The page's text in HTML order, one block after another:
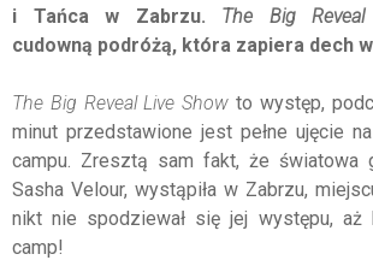
i Tańca w Zabrzu. The Big
cudowną podróżą, która zapiera dech
The Big Reveal Live Show to występ,
minut przedstawione jest pełne ujęcie
campu. Zresztą sam fakt, że światowa
Sasha Velour, wystąpiła w Zabrzu,
nikt nie spodziewał się jej występu,
camp!